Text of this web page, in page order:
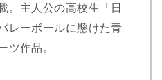
。主人公の高校生「日
レーボールに懸けた青
ツ作品。